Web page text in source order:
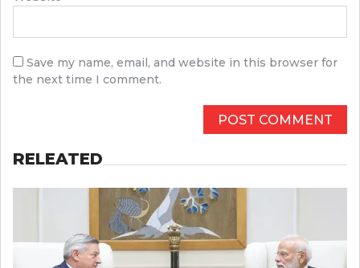
Save my name, email, and website in this browser for
the next time I comment.
RELEATED